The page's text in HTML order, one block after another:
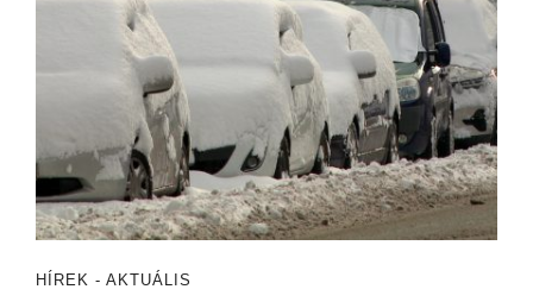
HÍREK - AKTUÁLIS